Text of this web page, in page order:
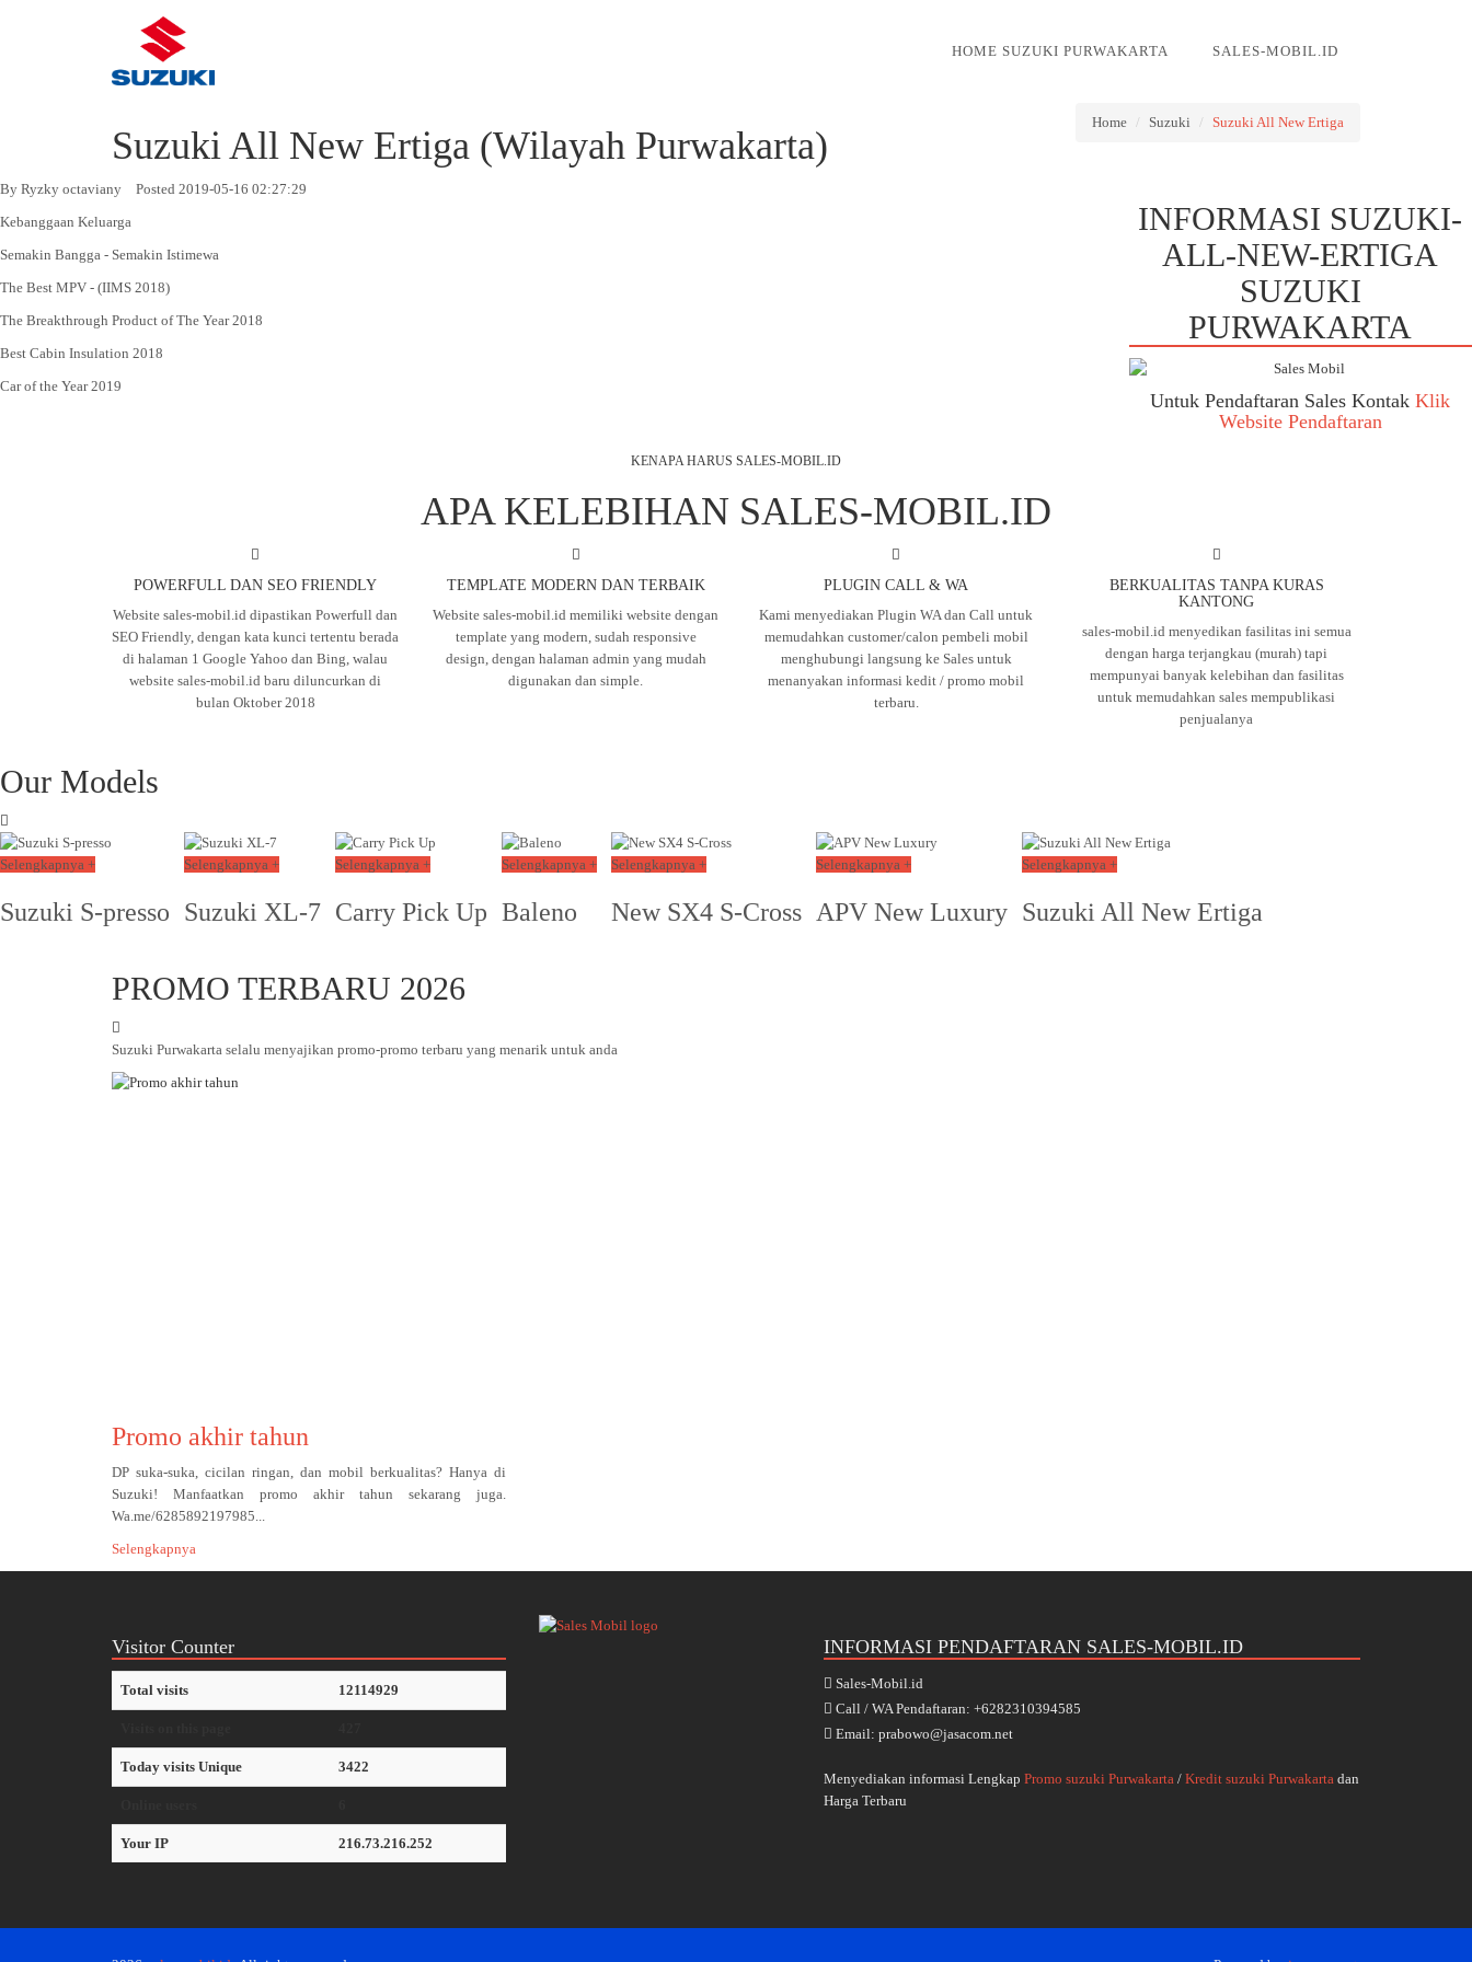
HOME SUZUKI PURWAKARTA SALES-MOBIL.ID
Suzuki All New Ertiga (Wilayah Purwakarta)
Home Suzuki Suzuki All New Ertiga
By Ryzky octaviany
Posted 2019-05-16 02:27:29
Kebanggaan Keluarga
Semakin Bangga - Semakin Istimewa
The Best MPV - (IIMS 2018)
The Breakthrough Product of The Year 2018
Best Cabin Insulation 2018
Car of the Year 2019
INFORMASI SUZUKI-
ALL-NEW-ERTIGA
SUZUKI
PURWAKARTA
Untuk Pendaftaran Sales KontakKlik
Website Pendaftaran
KENAPA HARUS SALES-MOBIL.ID
APA KELEBIHAN SALES-MOBIL.ID
POWERFULL DAN SEO FRIENDLY
Website sales-mobil.id dipastikan Powerfull dan
SEO Friendly, dengan kata kunci tertentu berada
di halaman 1 Google Yahoo dan Bing, walau
website sales-mobil.id baru diluncurkan di
bulan Oktober 2018
TEMPLATE MODERN DAN TERBAIK
Website sales-mobil.id memiliki website dengan
template yang modern, sudah responsive
design, dengan halaman admin yang mudah
digunakan dan simple.
PLUGIN CALL & WA
Kami menyediakan Plugin WA dan Call untuk
memudahkan customer/calon pembeli mobil
menghubungi langsung ke Sales untuk
menanyakan informasi kedit / promo mobil
terbaru.
BERKUALITAS TANPA KURAS
KANTONG
sales-mobil.id menyedikan fasilitas ini semua
dengan harga terjangkau (murah) tapi
mempunyai banyak kelebihan dan fasilitas
untuk memudahkan sales mempublikasi
penjualanya
Our Models
Selengkapnya +
Suzuki S-presso
Selengkapnya +
Suzuki XL-7
Selengkapnya +
Carry Pick Up
Selengkapnya +
Baleno
Selengkapnya +
New SX4 S-Cross
Selengkapnya +
APV New Luxury
Selengkapnya +
Suzuki All New Ertiga
PROMO TERBARU 2026
Suzuki Purwakarta selalu menyajikan promo-promo terbaru yang menarik untuk anda
Promo akhir tahun
DP suka-suka, cicilan ringan, dan mobil berkualitas? Hanya di
Suzuki! Manfaatkan promo akhir tahun sekarang juga.
Wa.me/6285892197985...
Selengkapnya
Visitor Counter
Total visits 12114929
Today visits Unique 3422
Your IP 216.73.216.252
INFORMASI PENDAFTARAN SALES-MOBIL.ID
Sales-Mobil.id
Call / WA Pendaftaran: +6282310394585
Email: prabowo@jasacom.net
Menyediakan informasi Lengkap Promo suzuki Purwakarta/ Kredit suzuki Purwakartadan
Harga Terbaru